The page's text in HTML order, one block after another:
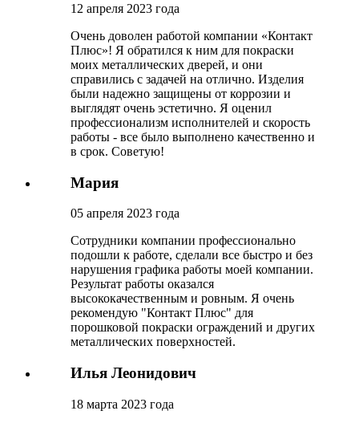
12 апреля 2023 года
Очень доволен работой компании «Контакт
Плюс»! Я обратился к ним для покраски
моих металлических дверей, и они
справились с задачей на отлично. Изделия
были надежно защищены от коррозии и
выглядят очень эстетично. Я оценил
профессионализм исполнителей и скорость
работы - все было выполнено качественно и
в срок. Советую!
Мария
05 апреля 2023 года
Сотрудники компании профессионально
подошли к работе, сделали все быстро и без
нарушения графика работы моей компании.
Результат работы оказался
высококачественным и ровным. Я очень
рекомендую "Контакт Плюс" для
порошковой покраски ограждений и других
металлических поверхностей.
Илья Леонидович
18 марта 2023 года